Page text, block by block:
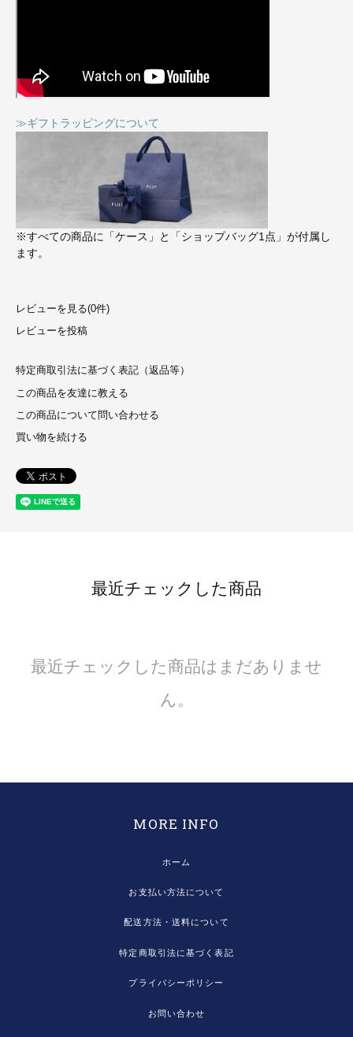
≫ギフトラッピングについて
※すべての商品に「ケース」と「ショップバッグ1点」が付属し
ます。
レビューを見る(0件)
レビューを投稿
特定商取引法に基づく表記（返品等）
この商品を友達に教える
この商品について問い合わせる
買い物を続ける
最近チェックした商品
最近チェックした商品はまだありませ
ん。
MORE INFO
ホーム
お支払い方法について
配送方法・送料について
特定商取引法に基づく表記
プライバシーポリシー
お問い合わせ